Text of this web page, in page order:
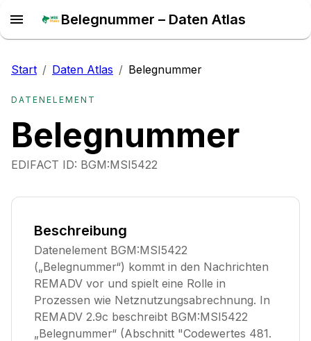
Belegnummer – Daten Atlas
Start / Daten Atlas / Belegnummer
DATENELEMENT
Belegnummer
EDIFACT ID: BGM:MSI5422
Beschreibung
Datenelement BGM:MSI5422
(„Belegnummer“) kommt in den Nachrichten
REMADV vor und spielt eine Rolle in
Prozessen wie Netznutzungsabrechnung. In
REMADV 2.9c beschreibt BGM:MSI5422
„Belegnummer“ (Abschnitt "Codewertes 481.